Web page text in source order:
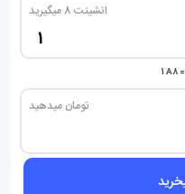
انشینت 8 میگیرید
1 A8=
تومان میدهید